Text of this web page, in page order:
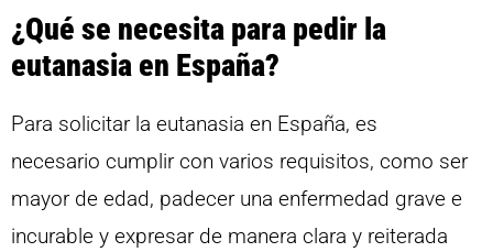
¿Qué se necesita para pedir la
eutanasia en España?
Para solicitar la eutanasia en España, es
necesario cumplir con varios requisitos, como ser
mayor de edad, padecer una enfermedad grave e
incurable y expresar de manera clara y reiterada